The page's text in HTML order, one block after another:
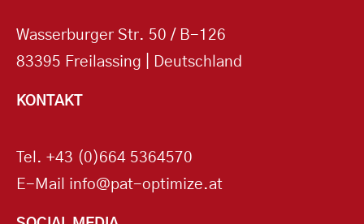
Wasserburger Str. 50 / B-126
83395 Freilassing | Deutschland
KONTAKT
Tel. +43 (0)664 5364570
E-Mail info@pat-optimize.at